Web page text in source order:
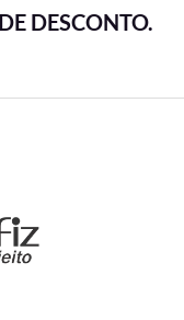
DESCONTO.